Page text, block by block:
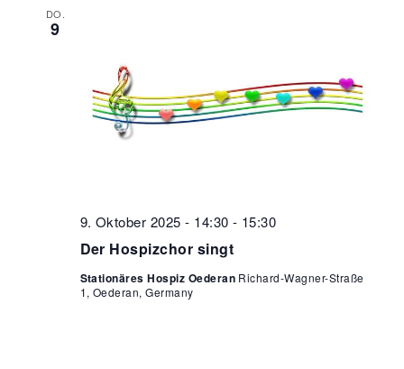
DO.
9
Der Hospizchor singt
9. Oktober 2025 - 14:30 - 15:30
Stationäres Hospiz Oederan Richard-Wagner-Straße
1, Oederan, Germany